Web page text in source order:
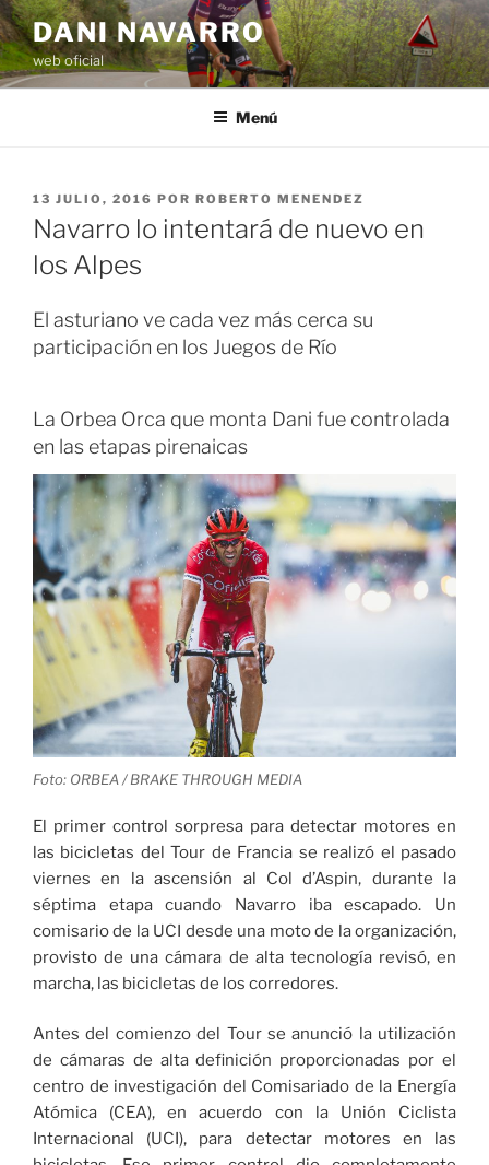
Saltar
al
contenido
DANI NAVARRO
web oficial
Menú
PUBLICADO
EL
13 JULIO, 2016 POR ROBERTO MENENDEZ
Navarro lo intentará de nuevo en
los Alpes
El asturiano ve cada vez más cerca su
participación en los Juegos de Río
La Orbea Orca que monta Dani fue controlada
en las etapas pirenaicas
Foto: ORBEA / BRAKE THROUGH MEDIA
El primer control sorpresa para detectar motores en
las bicicletas del Tour de Francia se realizó el pasado
viernes en la ascensión al Col d’Aspin, durante la
séptima etapa cuando Navarro iba escapado. Un
comisario de la UCI desde una moto de la organización,
provisto de una cámara de alta tecnología revisó, en
marcha, las bicicletas de los corredores.
Antes del comienzo del Tour se anunció la utilización
de cámaras de alta definición proporcionadas por el
centro de investigación del Comisariado de la Energía
Atómica (CEA), en acuerdo con la Unión Ciclista
Internacional (UCI), para detectar motores en las